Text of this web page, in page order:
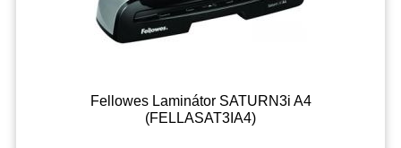
Fellowes Laminátor SATURN3i A4
(FELLASAT3IA4)